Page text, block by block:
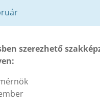
szerezhető